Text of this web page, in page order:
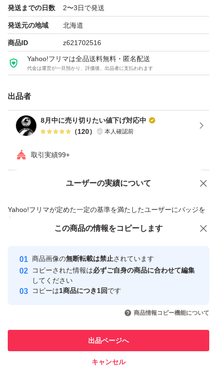
発送までの日数 2〜3日で発送
発送元の地域 北海道
商品ID z621702516
Yahoo!フリマは全品送料無料・匿名配送
代金は運営が一旦預かり、評価後、出品者に支払われます
出品者
8月中に売り切りたい値下げ対応中
（120） 本人確認前
取引実績99+
ユーザーの実績について
Yahoo!フリマが定めた一定の基準を満たしたユーザーにバッジを
付与しています
安心取引出品者
心・安全なユーザーです
取引実績
引を完了させた実績があります
での取引実績があります
価格の相談 商品への質問
この商品の情報をコピーします
商品画像の無断転載は禁止されています
コピーされた情報は必ずご自身の商品に合わせて編集
してください
コピーは1商品につき1回です
商品情報コピー機能について
出品ページへ
キャンセル
この商品をみている人にオススメ